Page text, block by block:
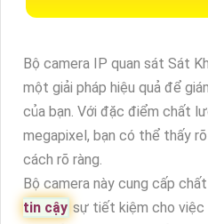
Bộ camera IP quan sát Sát
một giải pháp hiệu quả để
của bạn. Với đặc điểm chất
megapixel, bạn có thể thấy
cách rõ ràng.
Bộ camera này cung cấp
tin cậy sự tiết kiệm cho việc